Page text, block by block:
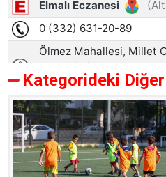
Kategorideki